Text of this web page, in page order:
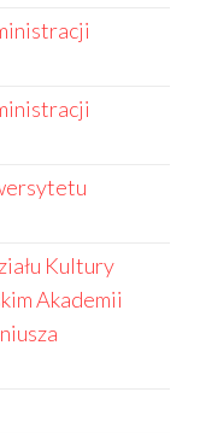
Kultury
Akademii